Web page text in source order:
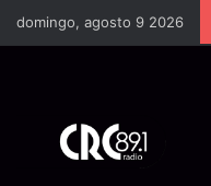
domingo, agosto 9 2026